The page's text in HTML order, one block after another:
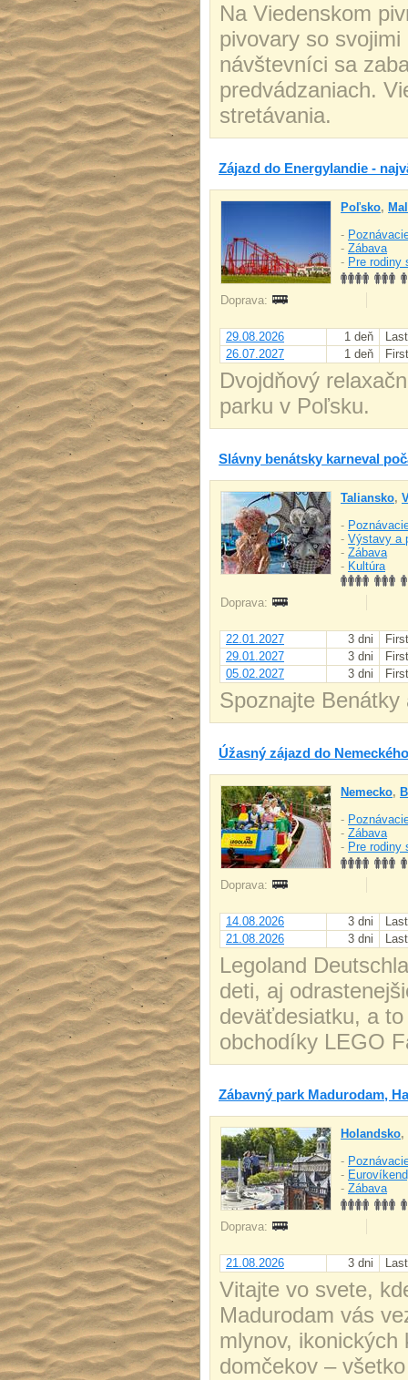
Na Viedenskom
pivovary so
návštevníci sa
predvádzaniach.
stretávania.
Zájazd do Energylandie -
Poľsko,
-
- Zábava
- Pre rodiny
Doprava:
29.08.2026 1 deň
26.07.2027
1 deň
Dvojdňový
parku v Poľsku.
Slávny benátsky karneval
Taliansko,
-
- Výstavy a
- Zábava
- Kultúra
Doprava:
22.01.2027 3 dni
29.01.2027
3 dni
05.02.2027
3 dni
Spoznajte
Úžasný zájazd do
Nemecko,
-
- Zábava
- Pre rodiny
Doprava:
14.08.2026 3 dni
21.08.2026
3 dni
Legoland
deti, aj
deväťdesiatku, a
obchodíky LEGO
Zábavný park Madurodam,
Holandsko,
-
-
- Zábava
Doprava:
21.08.2026 3 dni
Vitajte vo svete,
Madurodam vás
mlynov,
domčekov –